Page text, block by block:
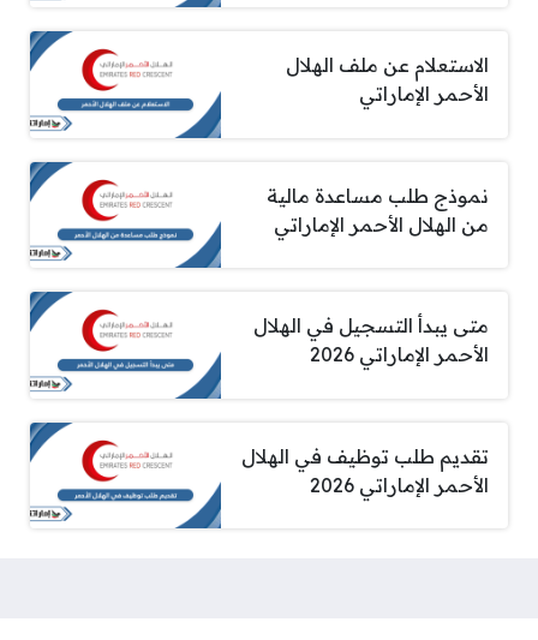
الاستعلام عن ملف الهلال
الأحمر الإماراتي
نموذج طلب مساعدة مالية
من الهلال الأحمر الإماراتي
متى يبدأ التسجيل في الهلال
الأحمر الإماراتي 2026
تقديم طلب توظيف في الهلال
الأحمر الإماراتي 2026